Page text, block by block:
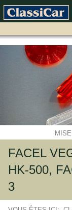
ALLER
AU
CONTENU
FACEL
HK-500,
3